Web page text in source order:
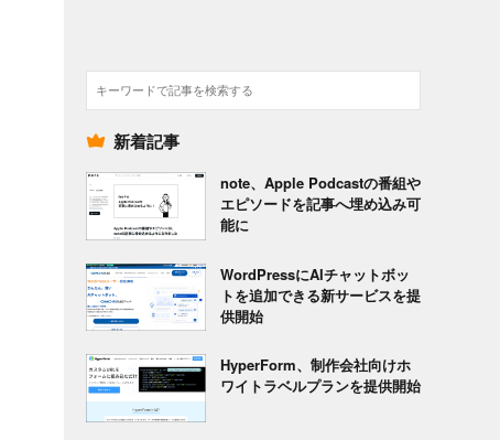
検
索
新着記事
note、Apple Podcastの番組や
エピソードを記事へ埋め込み可
能に
WordPressにAIチャットボッ
トを追加できる新サービスを提
供開始
HyperForm、制作会社向けホ
ワイトラベルプランを提供開始